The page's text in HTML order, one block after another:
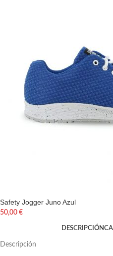
Safety Jogger Juno Azul
50,00 €
DESCRIPCIÓN
Descripción